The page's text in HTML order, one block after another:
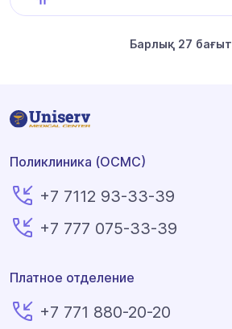
Барлық 27 бағыт
Поликлиника (ОСМС)
+7 7112 93-33-39
+7 777 075-33-39
Платное отделение
+7 771 880-20-20